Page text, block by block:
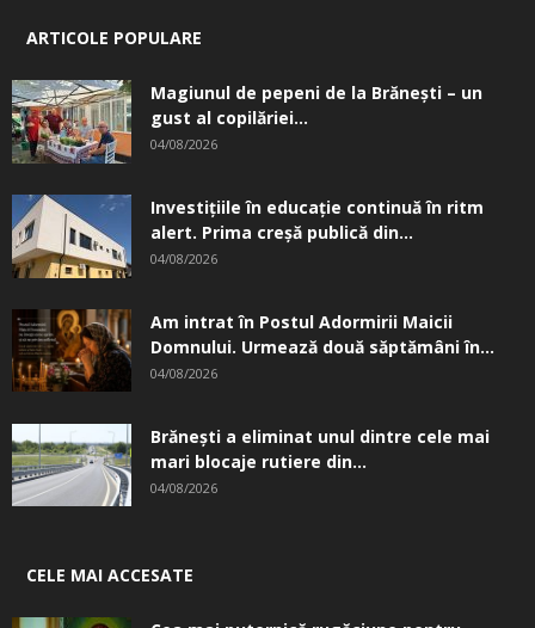
ARTICOLE POPULARE
Magiunul de pepeni de la Brăneşti – un
gust al copilăriei...
04/08/2026
Investițiile în educație continuă în ritm
alert. Prima creşă publică din...
04/08/2026
Am intrat în Postul Adormirii Maicii
Domnului. Urmează două săptămâni în...
04/08/2026
Brănești a eliminat unul dintre cele mai
mari blocaje rutiere din...
04/08/2026
CELE MAI ACCESATE